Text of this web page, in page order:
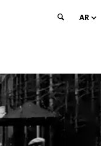
AR